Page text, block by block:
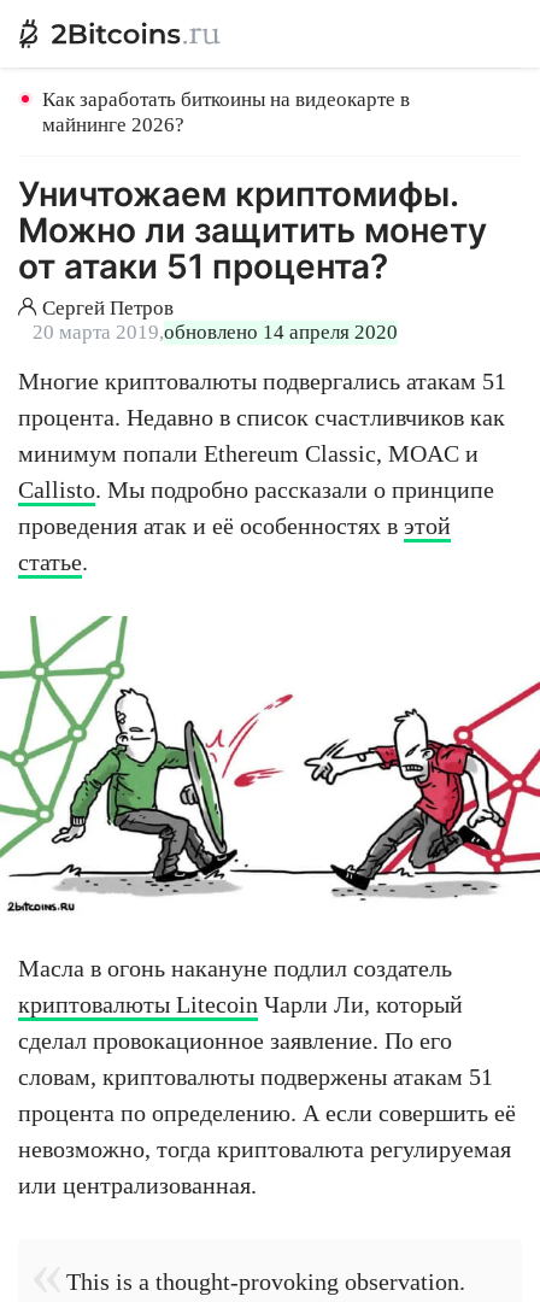
Как заработать биткоины на видеокарте в
майнинге 2026?
Уничтожаем криптомифы.
Можно ли защитить монету
от атаки 51 процента?
Сергей Петров
20 марта 2019,обновлено 14 апреля 2020
Многие криптовалюты подвергались атакам 51
процента. Недавно в список счастливчиков как
минимум попали Ethereum Classic, MOAC и
Callisto. Мы подробно рассказали о принципе
проведения атак и её особенностях в этой
статье.
Масла в огонь накануне подлил создатель
криптовалюты Litecoin Чарли Ли, который
сделал провокационное заявление. По его
словам, криптовалюты подвержены атакам 51
процента по определению. А если совершить её
невозможно, тогда криптовалюта регулируемая
или централизованная.
This is a thought-provoking observation.